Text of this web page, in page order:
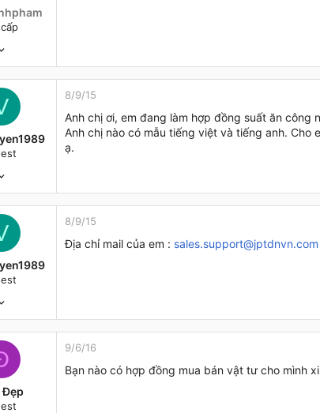
2
0
8/9/15
Anh chị ơi, em đang làm hợp đồng suất ăn
Anh chị nào có mẫu tiếng việt và tiếng anh. Cho
ạ.
0
8/9/15
Địa chỉ mail của em : sales.support@jptdnvn.com
Đẹp
9/6/16
Bạn nào có hợp đồng mua bán vật tư cho mình